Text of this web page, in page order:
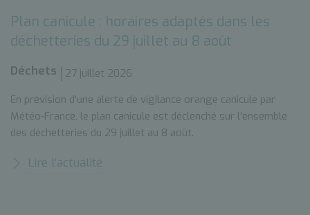
Plan canicule : horaires adaptés dans les
déchetteries du 29 juillet au 8 août
Déchets
27 juillet 2026
En prévision d'une alerte de vigilance orange canicule par
Météo-France, le plan canicule est déclenché sur l'ensemble
des déchetteries du 29 juillet au 8 août.
Lire l’actualité